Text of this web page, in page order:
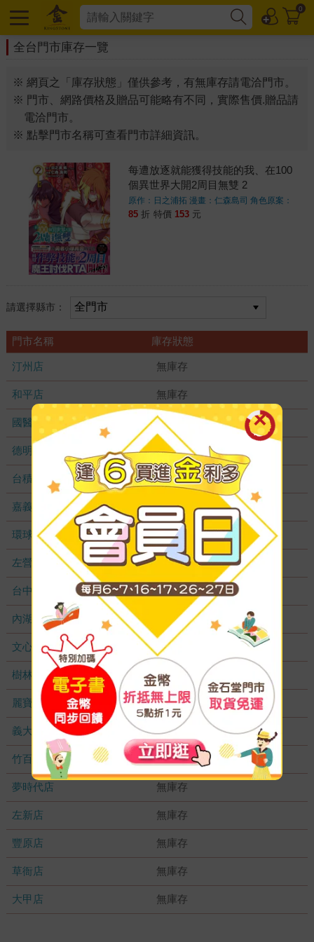
0
全台門市庫存一覽
※ 網頁之「庫存狀態」僅供參考，有無庫存請電洽門市。
※ 門市、網路價格及贈品可能略有不同，實際售價.贈品請
電洽門市。
※ 點擊門市名稱可查看門市詳細資訊。
每遭放逐就能獲得技能的我、在100
個異世界大開2周目無雙 2
原作：日之浦拓 漫畫：仁森島司 角色原案：
GreeN著
85 折 特價 153 元
請選擇縣市：
門市名稱 庫存狀態
汀州店 無庫存
和平店 無庫存
國醫加盟店 無庫存
德明加盟店 無庫存
台積店 無庫存
嘉義耐斯店 無庫存
環球店 無庫存
左營店 無庫存
台中秀泰店 無庫存
內湖大潤發 無庫存
文心店 無庫存
樹林店 無庫存
麗寶店 無庫存
義大店 無庫存
竹百店 無庫存
夢時代店 無庫存
左新店 無庫存
豐原店 無庫存
草衙店 無庫存
大甲店 無庫存